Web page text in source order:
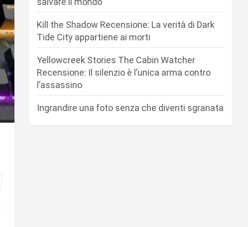
Kill the Shadow Recensione: La verità di Dark
Tide City appartiene ai morti
Yellowcreek Stories The Cabin Watcher
Recensione: Il silenzio è l’unica arma contro
l’assassino
Ingrandire una foto senza che diventi sgranata